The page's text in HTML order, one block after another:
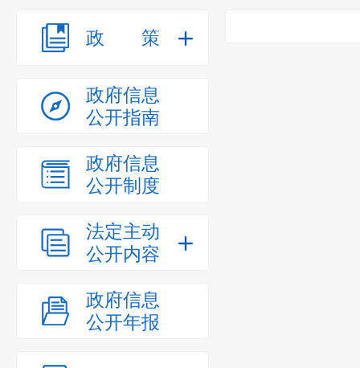
政策
政府信息
公开指南
政府信息
公开制度
法定主动
公开内容
政府信息
公开年报